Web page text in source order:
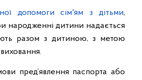
допомоги сім'ям з дітьми,
народженні дитини надається
разом з дитиною, з метою
пред’явлення паспорта або